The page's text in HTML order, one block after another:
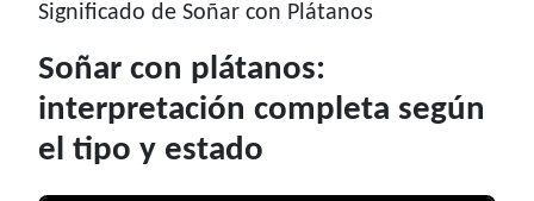
Significado de Soñar con Plátanos
Soñar con plátanos:
interpretación completa según
el tipo y estado